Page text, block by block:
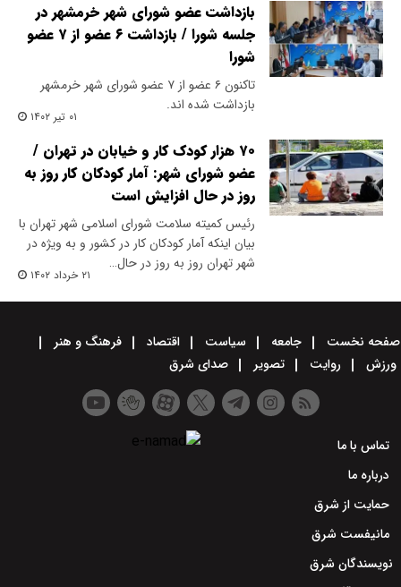
بازداشت عضو شورای شهر خرمشهر در
جلسه شورا / بازداشت ۶ عضو از ۷ عضو
شورا
تاکنون ۶ عضو از ۷ عضو شورای شهر خرمشهر
بازداشت شده اند.
۰۱ تیر ۱۴۰۲
۷۰ هزار کودک کار و خیابان در تهران /
عضو شورای شهر: آمار کودکان کار روز به
روز در حال افزایش است
رئیس کمیته سلامت شورای اسلامی شهر تهران با
بیان اینکه آمار کودکان کار در کشور و به ویژه در
شهر تهران روز به روز در حال…
۲۱ خرداد ۱۴۰۲
صفحه نخست جامعه سیاست اقتصاد
فرهنگ و هنر
ورزش
روایت تصویر صدای شرق
تماس با ما
درباره ما
حمایت از شرق
مانیفست شرق
نویسندگان شرق